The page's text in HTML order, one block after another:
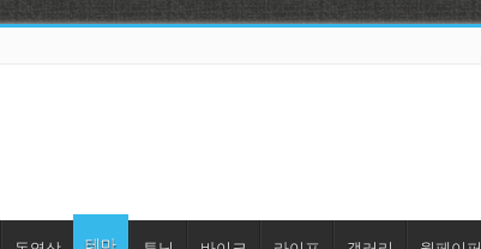
테마